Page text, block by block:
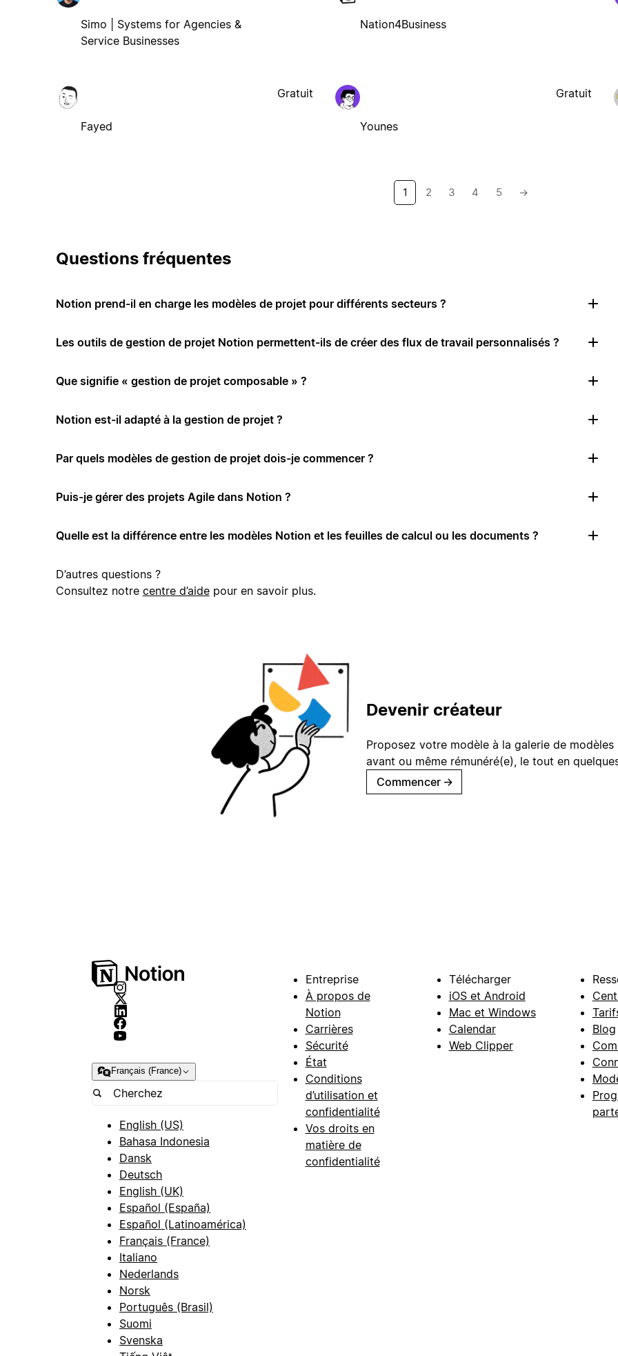
Simo | Systems for Agencies &
Service Businesses
Nation4Business
Fayed
Gratuit
Younes
Gratuit
1 2 3 4 5 →
Questions fréquentes
Notion prend-il en charge les modèles de projet pour différents secteurs ?
Les outils de gestion de projet Notion permettent-ils de créer des flux de travail personnalisés ?
Que signifie « gestion de projet composable » ?
Notion est-il adapté à la gestion de projet ?
Par quels modèles de gestion de projet dois-je commencer ?
Puis-je gérer des projets Agile dans Notion ?
Quelle est la différence entre les modèles Notion et les feuilles de calcul ou les documents ?
D’autres questions ?
Consultez notre centre d’aidepour en savoir plus.
Devenir créateur
Proposez votre modèle à la galerie de
avant ou même rémunéré(e), le tout en
Commencer →
Français (France)
English (US)
Bahasa Indonesia
Dansk
Deutsch
English (UK)
Español (España)
Español (Latinoamérica)
Français (France)
Italiano
Nederlands
Norsk
Português (Brasil)
Suomi
Svenska
Entreprise
À propos de
Notion
Carrières
Sécurité
État
Conditions
d’utilisation et
confidentialité
Vos droits en
matière de
confidentialité
Télécharger
iOS et Android
Mac et Windows
Calendar
Web Clipper
Blog